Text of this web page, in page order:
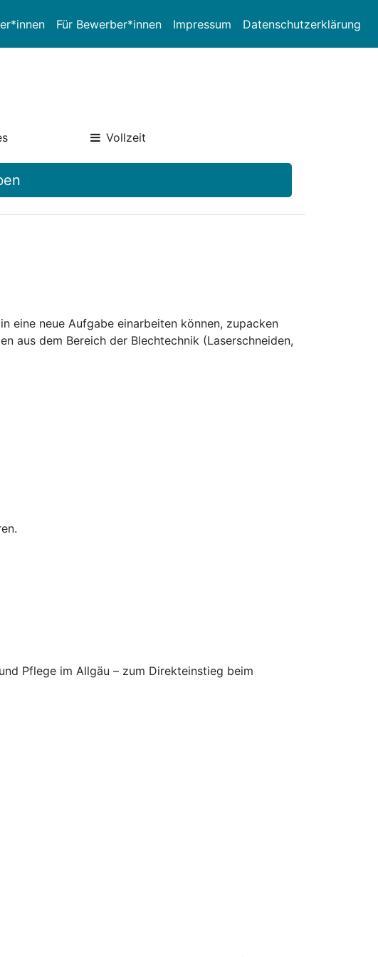
Für Bewerber*innen Impressum Datenschutzerklärung
Vollzeit
eine neue Aufgabe einarbeiten können, zupacken
aus dem Bereich der Blechtechnik (Laserschneiden,
Pflege im Allgäu – zum Direkteinstieg beim